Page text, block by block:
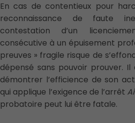
En cas de contentieux pour
reconnaissance de faute
contestation d’un
consécutive à un épuisement
preuves » fragile risque de
dépensé sans pouvoir prouver.
démontrer l’efficience de son
qui applique l’exigence de l’arrêt
probatoire peut lui être fatale.